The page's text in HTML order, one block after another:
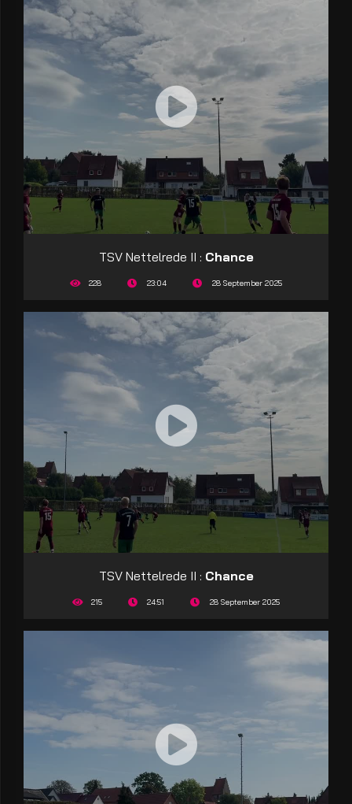
TSV Nettelrede II : Chance
228 23:04 28 September 2025
TSV Nettelrede II : Chance
215 24:51 28 September 2025